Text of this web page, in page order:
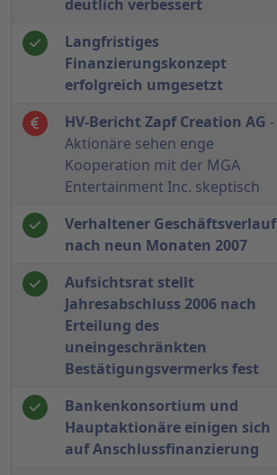
deutlich verbessert
Langfristiges
Finanzierungskonzept
erfolgreich umgesetzt
HV-Bericht Zapf Creation AG -
Aktionäre sehen enge
Kooperation mit der MGA
Entertainment Inc. skeptisch
Verhaltener Geschäftsverlauf
nach neun Monaten 2007
Aufsichtsrat stellt
Jahresabschluss 2006 nach
Erteilung des
uneingeschränkten
Bestätigungsvermerks fest
Bankenkonsortium und
Hauptaktionäre einigen sich
auf Anschlussfinanzierung